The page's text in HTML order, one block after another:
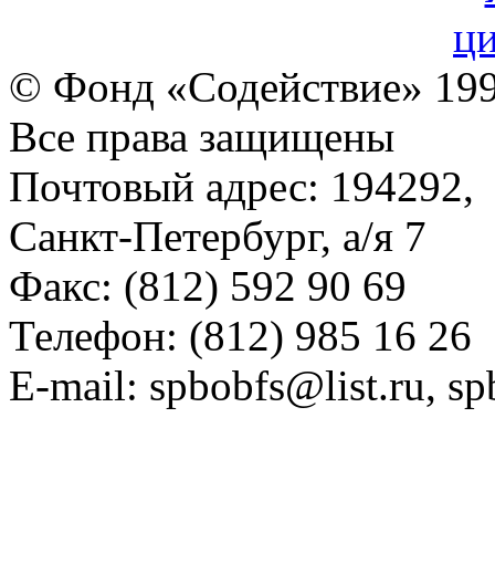
© Фонд «Содействие»
Все права защищены
Почтовый адрес: 194292,
Санкт-Петербург, а/я 7
Факс: (812) 592 90 69
Телефон: (812) 985 16 26
E-mail: spbobfs@list.ru,